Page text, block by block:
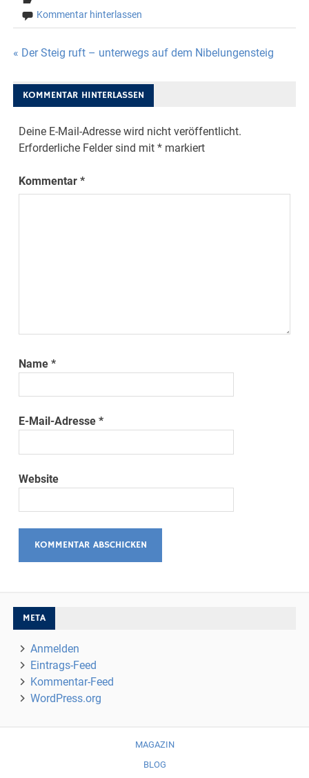
Kommentar hinterlassen
Beitragsnavigation
« Der Steig ruft – unterwegs auf dem Nibelungensteig
KOMMENTAR HINTERLASSEN
Deine E-Mail-Adresse wird nicht veröffentlicht.
Erforderliche Felder sind mit* markiert
Kommentar*
Name*
E-Mail-Adresse*
Website
META
Anmelden
Eintrags-Feed
Kommentar-Feed
WordPress.org
MAGAZIN
BLOG